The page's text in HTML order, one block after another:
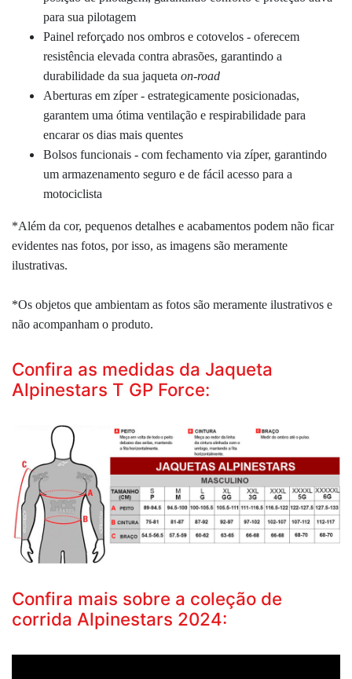
para sua pilotagem
Painel reforçado nos ombros e cotovelos - oferecem
resistência elevada contra abrasões, garantindo a
durabilidade da sua jaqueta on-road
Aberturas em zíper - estrategicamente posicionadas,
garantem uma ótima ventilação e respirabilidade para
encarar os dias mais quentes
Bolsos funcionais - com fechamento via zíper, garantindo
um armazenamento seguro e de fácil acesso para a
motociclista
*Além da cor, pequenos detalhes e acabamentos podem não ficar
evidentes nas fotos, por isso, as imagens são meramente
ilustrativas.
*Os objetos que ambientam as fotos são meramente ilustrativos e
não acompanham o produto.
Confira as medidas da Jaqueta
Alpinestars T GP Force:
Confira mais sobre a coleção de
corrida Alpinestars 2024: